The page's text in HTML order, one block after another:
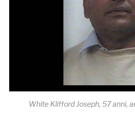
White Klifford Joseph, 57 anni,